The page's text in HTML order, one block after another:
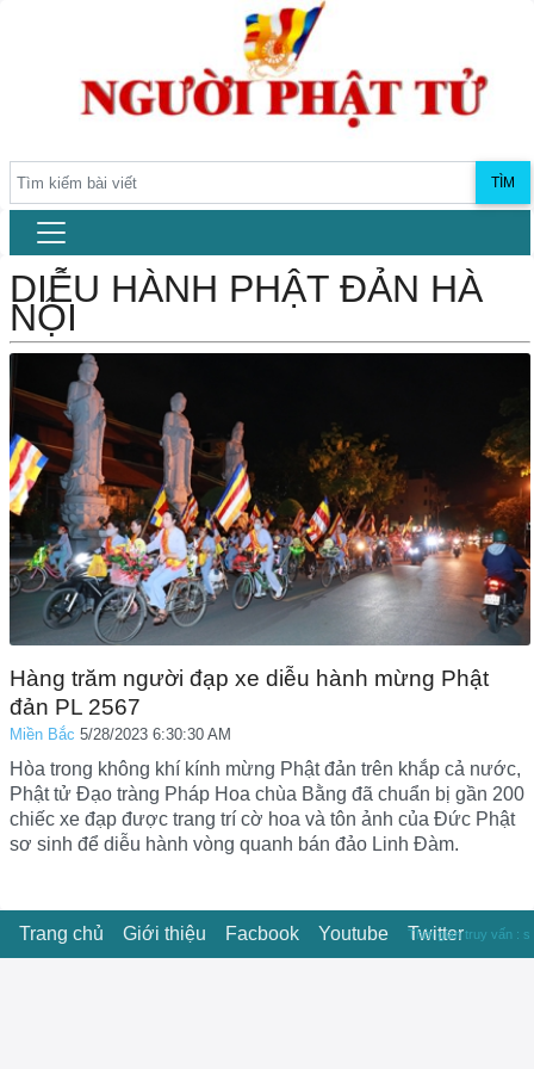
TÌM
DIỄU HÀNH PHẬT ĐẢN HÀ
NỘI
Hàng trăm người đạp xe diễu hành mừng Phật
đản PL 2567
Miền Bắc 5/28/2023 6:30:30 AM
Hòa trong không khí kính mừng Phật đản trên khắp cả nước,
Phật tử Đạo tràng Pháp Hoa chùa Bằng đã chuẩn bị gần 200
chiếc xe đạp được trang trí cờ hoa và tôn ảnh của Đức Phật
sơ sinh để diễu hành vòng quanh bán đảo Linh Đàm.
Trang chủ Giới thiệu Facbook Youtube Twitter
Thời gian truy vấn : s